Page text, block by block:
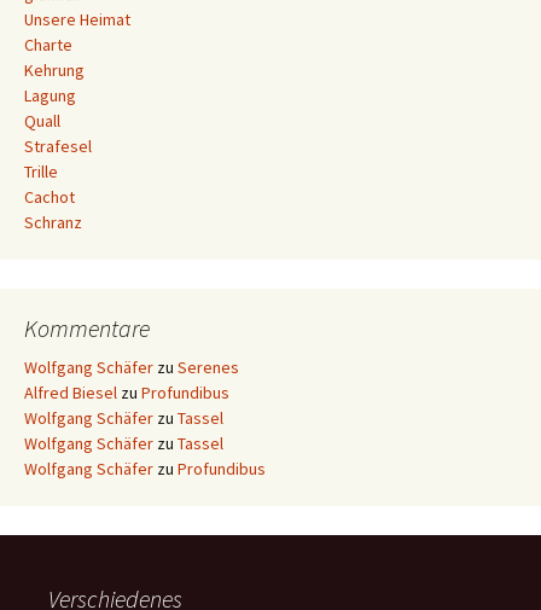
Unsere Heimat
Charte
Kehrung
Lagung
Quall
Strafesel
Trille
Cachot
Schranz
Kommentare
Wolfgang Schäfer zu Serenes
Alfred Biesel zu Profundibus
Wolfgang Schäfer zu Tassel
Wolfgang Schäfer zu Tassel
Wolfgang Schäfer zu Profundibus
Verschiedenes